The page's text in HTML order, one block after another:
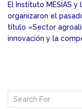
El Instituto MESÍAS y
organizaron el
título «Sector
innovación y la